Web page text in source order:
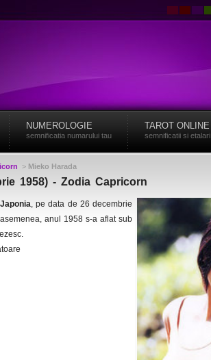
NUMEROLOGIE
semnificatia numarului tau
TAROT ONLINE
semnificatii si etalari
> Mieko Harada
1958) - Zodia Capricorn
, pe data de 26 decembrie
anul 1958 s-a aflat sub